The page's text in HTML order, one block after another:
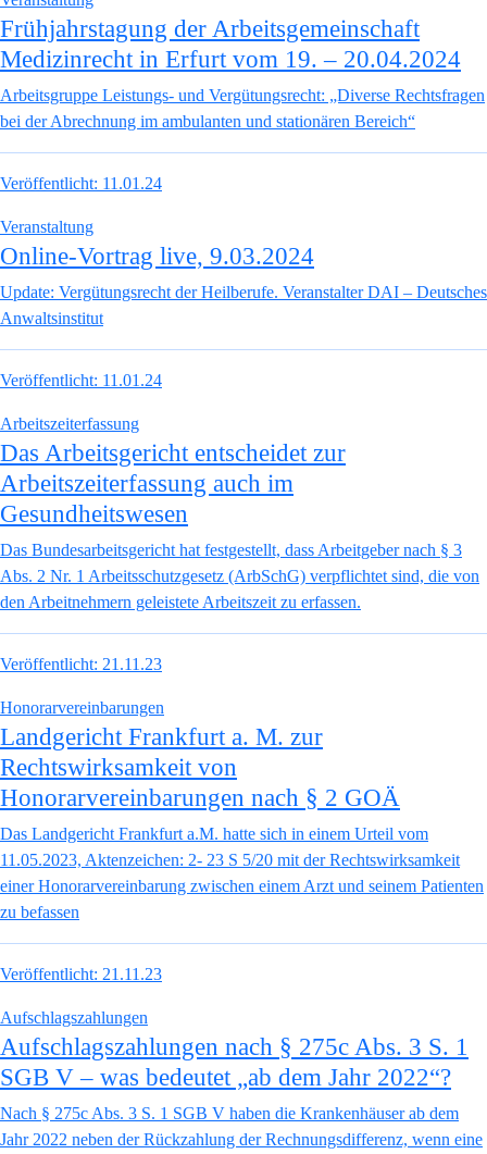
Frühjahrstagung der Arbeitsgemeinschaft
Medizinrecht in Erfurt vom 19. – 20.04.2024
Arbeitsgruppe Leistungs- und Vergütungsrecht: „Diverse Rechtsfragen
bei der Abrechnung im ambulanten und stationären Bereich“
Veröffentlicht: 11.01.24
Veranstaltung
Online-Vortrag live, 9.03.2024
Update: Vergütungsrecht der Heilberufe. Veranstalter DAI – Deutsches
Anwaltsinstitut
Veröffentlicht: 11.01.24
Arbeitszeiterfassung
Das Arbeitsgericht entscheidet zur
Arbeitszeiterfassung auch im
Gesundheitswesen
Das Bundesarbeitsgericht hat festgestellt, dass Arbeitgeber nach § 3
Abs. 2 Nr. 1 Arbeitsschutzgesetz (ArbSchG) verpflichtet sind, die von
den Arbeitnehmern geleistete Arbeitszeit zu erfassen.
Veröffentlicht: 21.11.23
Honorarvereinbarungen
Landgericht Frankfurt a. M. zur
Rechtswirksamkeit von
Honorarvereinbarungen nach § 2 GOÄ
Das Landgericht Frankfurt a.M. hatte sich in einem Urteil vom
11.05.2023, Aktenzeichen: 2- 23 S 5/20 mit der Rechtswirksamkeit
einer Honorarvereinbarung zwischen einem Arzt und seinem Patienten
zu befassen
Veröffentlicht: 21.11.23
Aufschlagszahlungen
Aufschlagszahlungen nach § 275c Abs. 3 S. 1
SGB V – was bedeutet „ab dem Jahr 2022“?
Nach § 275c Abs. 3 S. 1 SGB V haben die Krankenhäuser ab dem
Jahr 2022 neben der Rückzahlung der Rechnungsdifferenz, wenn eine